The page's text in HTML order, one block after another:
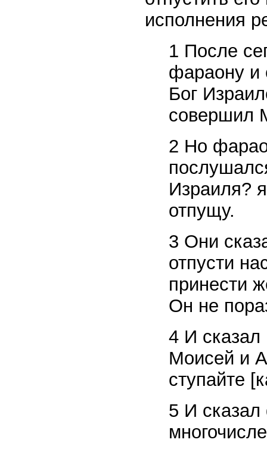
исполнения
1 После
фараону и
Бог
совершил
2 Но
Израиля?
отпущу.
3 Они
отпусти
принести
Он не
4 И сказал
Моисей и
ступайте
5 И